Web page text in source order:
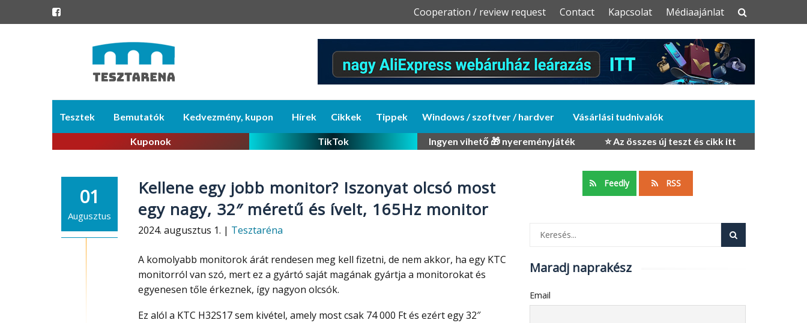
Skip
Cooperation / review request Contact Kapcsolat Médiaajánlat
content
Tesztek Bemutatók Kedvezmény, kupon Hírek Cikkek Tippek Windows / szoftver / hardver Vásárlási tudnivalók
Kuponok TikTok Ingyen vihető 🎁 nyereményjáték ⭐ Az összes új teszt és cikk itt
01
Augusztus
Kellene egy jobb monitor? Iszonyat olcsó most
egy nagy, 32″ méretű és ívelt, 165Hz monitor
2024. augusztus 1. | Tesztaréna
A komolyabb monitorok árát rendesen meg kell fizetni, de nem akkor, ha egy KTC
monitorról van szó, mert ez a gyártó saját magának gyártja a monitorokat és
egyenesen tőle érkeznek, így nagyon olcsók.
Ez alól a KTC H32S17 sem kivétel, amely most csak 74 000 Ft és ezért egy 32″
Feedly RSS
Maradj naprakész
Email